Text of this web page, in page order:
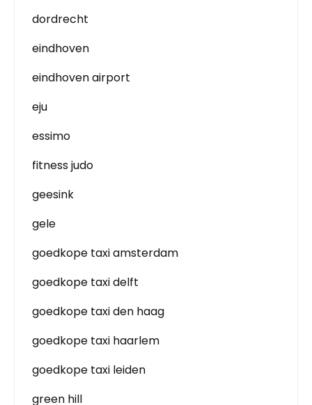
dordrecht
eindhoven
eindhoven airport
eju
essimo
fitness judo
geesink
gele
goedkope taxi amsterdam
goedkope taxi delft
goedkope taxi den haag
goedkope taxi haarlem
goedkope taxi leiden
green hill